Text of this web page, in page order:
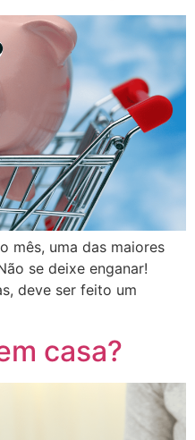
mês, uma das maiores
se deixe enganar!
deve ser feito um
casa?